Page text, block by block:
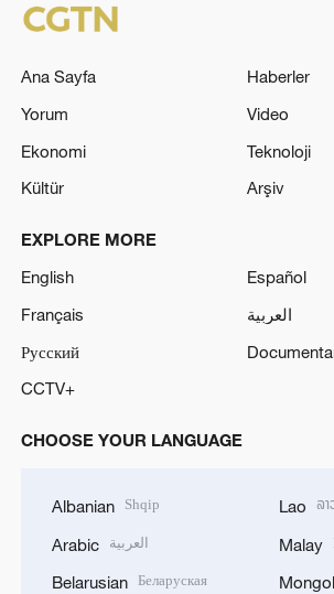
Ana Sayfa
Haberler
Yorum
Video
Ekonomi
Teknoloji
Kültür
Arşiv
EXPLORE MORE
English
Español
Français
العربية
Русский
CCTV+
CHOOSE YOUR LANGUAGE
Albanian Shqip
Arabic العربية
Belarusian Беларуская
Lao ລ
Malay